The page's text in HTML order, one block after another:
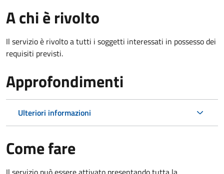
A chi è rivolto
Il servizio è rivolto a tutti i soggetti interessati in possesso dei
requisiti previsti.
Approfondimenti
Ulteriori informazioni
Come fare